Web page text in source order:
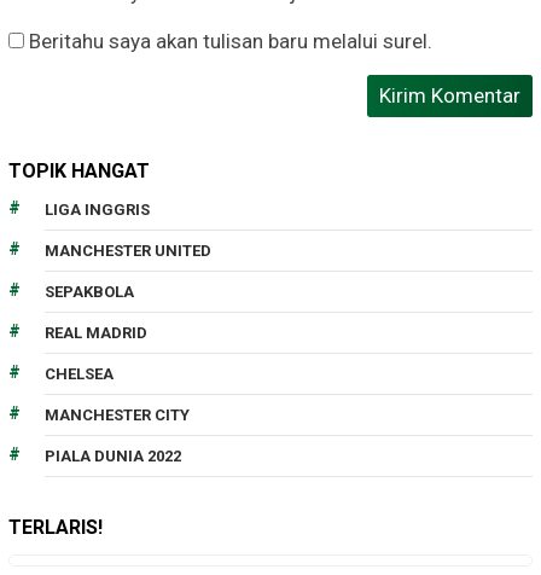
Beritahu saya akan tulisan baru melalui surel.
TOPIK HANGAT
LIGA INGGRIS
MANCHESTER UNITED
SEPAKBOLA
REAL MADRID
CHELSEA
MANCHESTER CITY
PIALA DUNIA 2022
TERLARIS!